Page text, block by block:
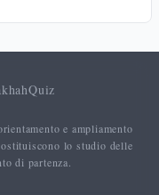
Quiz
e ampliamento
lo studio delle
di partenza.